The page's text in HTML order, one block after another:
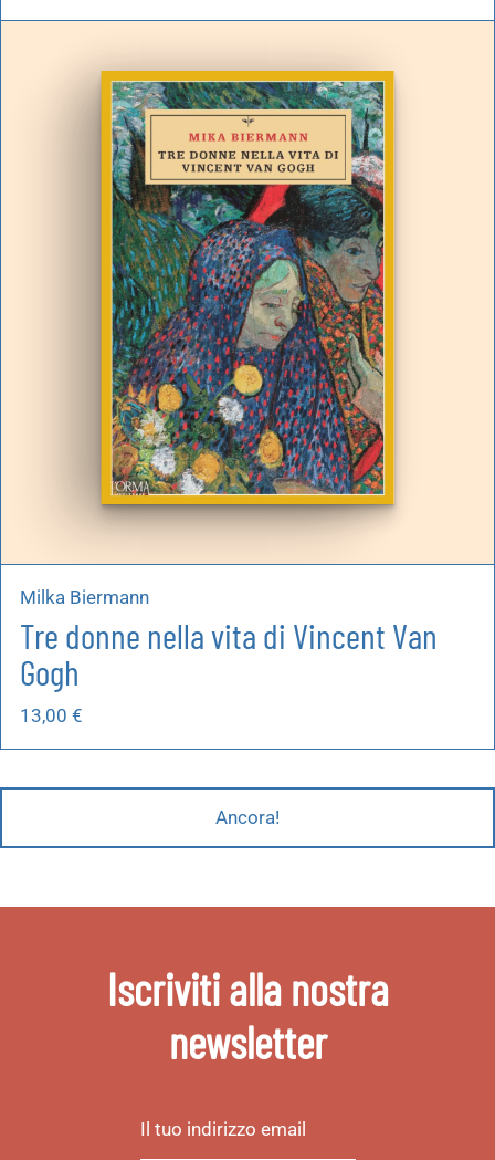
Milka Biermann
Tre donne nella vita di Vincent Van
Gogh
13,00 €
Ancora!
Iscriviti alla nostra
newsletter